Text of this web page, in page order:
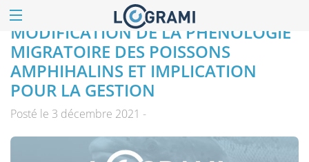
MODIFICATION DE LA PHÉNOLOGIE
MIGRATOIRE DES POISSONS
AMPHIHALINS ET IMPLICATION
POUR LA GESTION
Posté le 3 décembre 2021 -